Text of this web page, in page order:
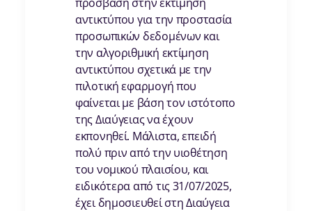
αντικτύπου για την προστασία
προσωπικών δεδομένων και
την αλγοριθμική εκτίμηση
αντικτύπου σχετικά με την
πιλοτική εφαρμογή που
φαίνεται με βάση τον ιστότοπο
της Διαύγειας να έχουν
εκπονηθεί. Μάλιστα, επειδή
πολύ πριν από την υιοθέτηση
του νομικού πλαισίου, και
ειδικότερα από τις 31/07/2025,
έχει δημοσιευθεί στη Διαύγεια